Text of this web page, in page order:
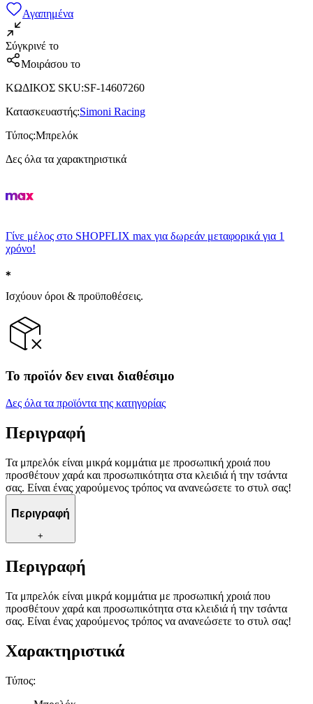
Αγαπημένα
Σύγκρινέ το
Μοιράσου το
ΚΩΔΙΚΟΣ SKU:SF-14607260
Κατασκευαστής:Simoni Racing
Τύπος:Μπρελόκ
Δες όλα τα χαρακτηριστικά
Γίνε μέλος στο SHOPFLIX max για δωρεάν μεταφορικά για 1
χρόνο!
Ισχύουν όροι & προϋποθέσεις.
Το προϊόν δεν ειναι διαθέσιμο
Δες όλα τα προϊόντα της κατηγορίας
Περιγραφή
Τα μπρελόκ είναι μικρά κομμάτια με προσωπική χροιά που
προσθέτουν χαρά και προσωπικότητα στα κλειδιά ή την τσάντα
σας. Είναι ένας χαρούμενος τρόπος να ανανεώσετε το στυλ σας!
Περιγραφή
+
Περιγραφή
Τα μπρελόκ είναι μικρά κομμάτια με προσωπική χροιά που
προσθέτουν χαρά και προσωπικότητα στα κλειδιά ή την τσάντα
σας. Είναι ένας χαρούμενος τρόπος να ανανεώσετε το στυλ σας!
Χαρακτηριστικά
Τύπος: